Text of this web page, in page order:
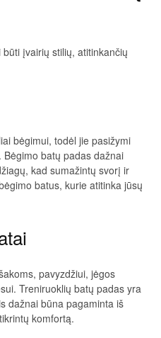
įvairių stilių, atitinkančių
bėgimui, todėl jie pasižymi
batų padas dažnai
kad sumažintų svorį ir
batus, kurie atitinka jūsų
pavyzdžiui, jėgos
Treniruoklių batų padas yra
dažnai būna pagaminta iš
komfortą.